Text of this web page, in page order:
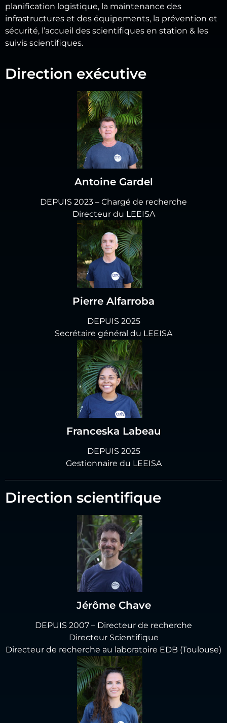
planification logistique, la maintenance des
infrastructures et des équipements, la prévention et
sécurité, l’accueil des scientifiques en station & les
suivis scientifiques.
Direction exécutive
Antoine Gardel
DEPUIS 2023 – Chargé de recherche
Directeur du LEEISA
Pierre Alfarroba
DEPUIS 2025
Secrétaire général du LEEISA
Franceska Labeau
DEPUIS 2025
Gestionnaire du LEEISA
Direction scientifique
Jérôme Chave
DEPUIS 2007 – Directeur de recherche
Directeur Scientifique
Directeur de recherche au laboratoire EDB (Toulouse)